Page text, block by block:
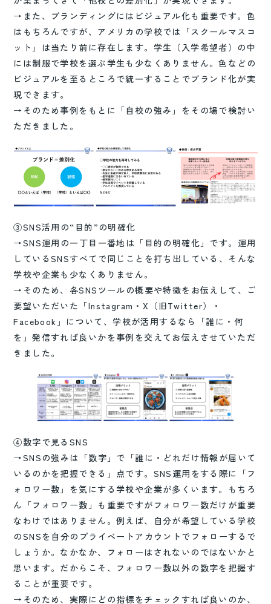
→また、ブランディングにはビジュアル化も重要です。色
はもちろんですが、アメリカの学校では「スクールマスコ
ット」は当たり前に存在します。学生（入学希望者）の中
には制服で学校を選ぶ学生も少なくありません。色などの
ビジュアルを至るところで統一することでブランド化が実
現できます。
→そのため事例をもとに「自校の強み」をその場で検討い
ただきました。
③SNS活用の“目的”の明確化
→SNS運用の一丁目一番地は「目的の明確化」です。運用
しているSNSすべてで同じことを打ち出している、そんな
学校や企業も少なくありません。
→そのため、各SNSツールの概要や特徴をお伝えして、ご
要望いただいた「Instagram・X（旧Twitter）・
Facebook」について、学校が活用するなら「誰に・何
を」発信すれば良いかを事例を交えてお伝えさせていただ
きました。
④数字で見るSNS
→SNSの強みは「数字」で「誰に・どれだけ情報が届いて
いるのかを把握できる」点です。SNS運用をする際に「フ
ォロワー数」を気にする学校や企業が多くいます。もちろ
ん「フォロワー数」も重要ですがフォロワー数だけが重要
なわけではありません。例えば、自分が希望している学校
のSNSを自分のプライベートアカウントでフォローするで
しょうか。なかなか、フォローはされないのではないかと
思います。だからこそ、フォロワー数以外の数字を把握す
ることが重要です。
→そのため、実際にどの指標をチェックすれば良いのか、